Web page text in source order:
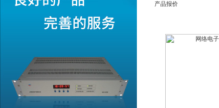
产品报价